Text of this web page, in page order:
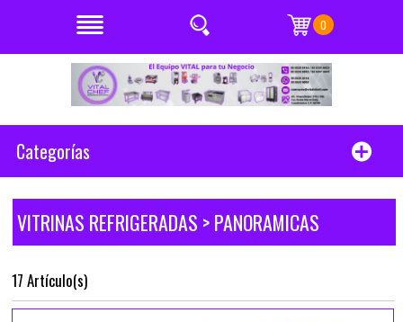
0
Categorías
VITRINAS REFRIGERADAS > PANORAMICAS
17 Artículo(s)